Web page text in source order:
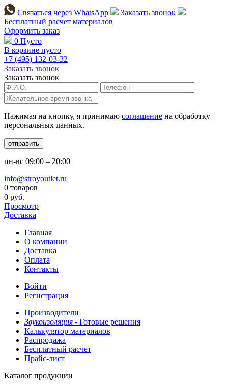
Связаться через WhatsApp
Заказать звонок
Бесплатный расчет материалов
Оформить заказ
0 Пусто
В корзине пусто
+7 (495) 132-03-32
Заказать звонок
Заказать звонок
Нажимая на кнопку, я принимаю соглашение на обработку
персональных данных.
отправить
пн-вс 09:00 – 20:00
info@stroyoutlet.ru
0 товаров
0 руб.
Просмотр
Доставка
Главная
О компании
Доставка
Оплата
Контакты
Войти
Регистрация
Производители
Звукоизоляция - Готовые решения
Калькулятор материалов
Распродажа
Бесплатный расчет
Прайс-лист
Каталог продукции